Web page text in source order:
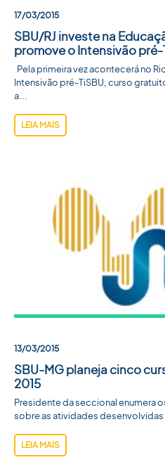
17/03/2015
SBU/RJ investe na
promove o Intensivão pré-
Pela primeira vez acontecerá no
Intensivão pré-TiSBU, curso
a...
LEIA MAIS
13/03/2015
SBU-MG planeja cinco
2015
Presidente da seccional enumera
sobre as atividades desenvolvidas
LEIA MAIS